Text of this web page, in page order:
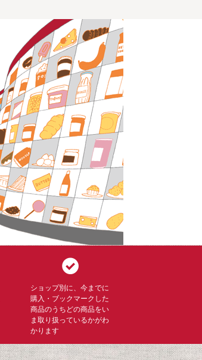
ショップ別に、今までに
購入・ブックマークした
商品のうちどの商品をい
ま取り扱っているかがわ
かります